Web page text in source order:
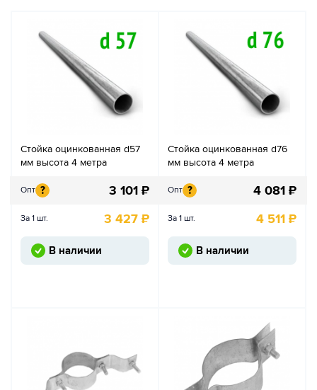
Стойка оцинкованная d57
мм высота 4 метра
Опт ? 3 101 ₽
За 1 шт. 3 427 ₽
В наличии
Стойка оцинкованная d76
мм высота 4 метра
Опт ? 4 081 ₽
За 1 шт. 4 511 ₽
В наличии